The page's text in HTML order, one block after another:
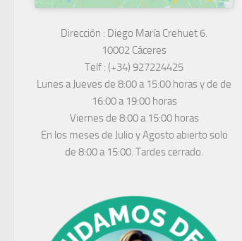
Dirección : Diego María Crehuet 6.
10002 Cáceres
Telf : (+34) 927224425
Lunes a Jueves de 8:00 a 15:00 horas y de de
16:00 a 19:00 horas
Viernes de 8:00 a 15:00 horas
En los meses de Julio y Agosto abierto solo
de 8:00 a 15:00. Tardes cerrado.